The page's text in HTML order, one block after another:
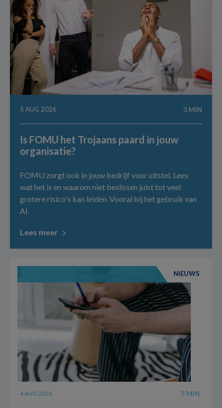
5 AUG 2026 3 MIN
Is FOMU het Trojaans paard in jouw
organisatie?
FOMU zorgt ook in jouw bedrijf voor uitstel. Lees
wat het is en waarom niet beslissen juist tot veel
grotere risico's kan leiden. Vooral bij het gebruik van
AI.
Lees meer
NIEUWS
4 AUG 2026 3 MIN